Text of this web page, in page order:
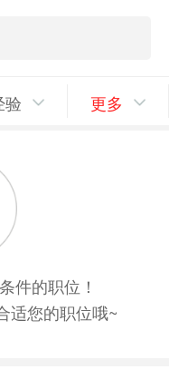
验 更多
件的职位！
适您的职位哦~